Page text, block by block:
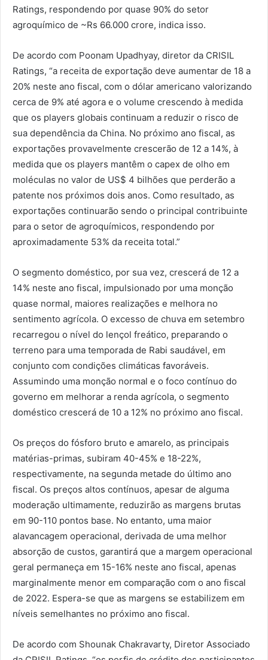
Ratings, respondendo por quase 90% do setor
agroquímico de ~Rs 66.000 crore, indica isso.
De acordo com Poonam Upadhyay, diretor da CRISIL
Ratings, “a receita de exportação deve aumentar de 18 a
20% neste ano fiscal, com o dólar americano valorizando
cerca de 9% até agora e o volume crescendo à medida
que os players globais continuam a reduzir o risco de
sua dependência da China. No próximo ano fiscal, as
exportações provavelmente crescerão de 12 a 14%, à
medida que os players mantêm o capex de olho em
moléculas no valor de US$ 4 bilhões que perderão a
patente nos próximos dois anos. Como resultado, as
exportações continuarão sendo o principal contribuinte
para o setor de agroquímicos, respondendo por
aproximadamente 53% da receita total.”
O segmento doméstico, por sua vez, crescerá de 12 a
14% neste ano fiscal, impulsionado por uma monção
quase normal, maiores realizações e melhora no
sentimento agrícola. O excesso de chuva em setembro
recarregou o nível do lençol freático, preparando o
terreno para uma temporada de Rabi saudável, em
conjunto com condições climáticas favoráveis.
Assumindo uma monção normal e o foco contínuo do
governo em melhorar a renda agrícola, o segmento
doméstico crescerá de 10 a 12% no próximo ano fiscal.
Os preços do fósforo bruto e amarelo, as principais
matérias-primas, subiram 40-45% e 18-22%,
respectivamente, na segunda metade do último ano
fiscal. Os preços altos contínuos, apesar de alguma
moderação ultimamente, reduzirão as margens brutas
em 90-110 pontos base. No entanto, uma maior
alavancagem operacional, derivada de uma melhor
absorção de custos, garantirá que a margem operacional
geral permaneça em 15-16% neste ano fiscal, apenas
marginalmente menor em comparação com o ano fiscal
de 2022. Espera-se que as margens se estabilizem em
níveis semelhantes no próximo ano fiscal.
De acordo com Shounak Chakravarty, Diretor Associado